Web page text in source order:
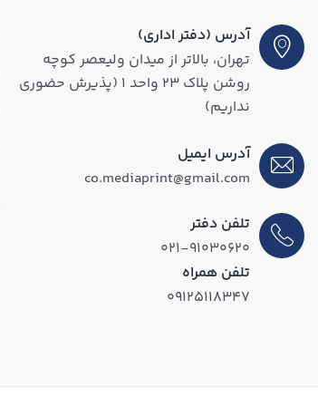
آدرس (دفتر اداری)
تهران، بالاتر از میدان ولیعصر کوچه
روشن پلاک ۲۳ واحد ۱ (پذیرش حضوری
نداریم)
آدرس ایمیل
co.mediaprint@gmail.com
تلفن دفتر
۰۲۱-۹۱۰۳۰۶۲۰
تلفن همراه
۰۹۱۲۵۱۱۸۳۴۷